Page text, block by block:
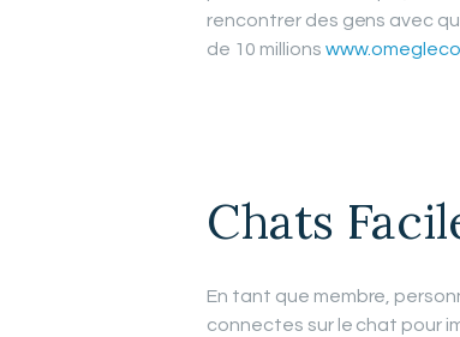
rencontrer des gens avec
de 10 millions
Chats
En tant que membre,
connectes sur le chat pour